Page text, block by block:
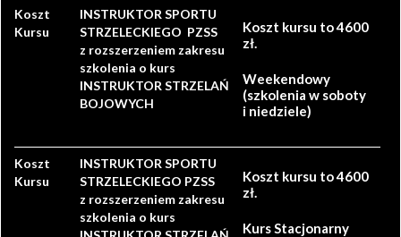
Koszt
Kursu
INSTRUKTOR SPORTU
STRZELECKIEGO PZSS
z rozszerzeniem zakresu
szkolenia o kurs
INSTRUKTOR STRZELAŃ
BOJOWYCH
Koszt kursu to 4600
zł.
Weekendowy
(szkolenia w soboty
i niedziele)
Koszt
Kursu
INSTRUKTOR SPORTU
STRZELECKIEGO PZSS
z rozszerzeniem zakresu
szkolenia o kurs
Koszt kursu to 4600
zł.
Kurs Stacjonarny